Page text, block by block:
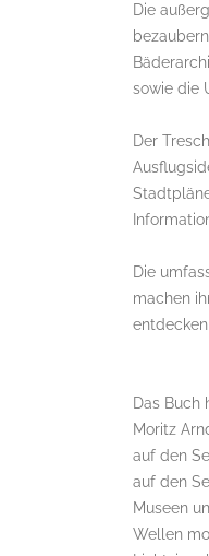
Die
sowie die
Der
Die
machen
Das Buch
Moritz
auf den
auf den
Museen
Wellen